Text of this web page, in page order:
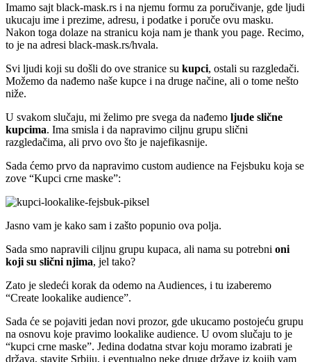
Imamo sajt black-mask.rs i na njemu formu za poručivanje, gde ljudi
ukucaju ime i prezime, adresu, i podatke i poruče ovu masku.
Nakon toga dolaze na stranicu koja nam je thank you page. Recimo,
to je na adresi black-mask.rs/hvala.
Svi ljudi koji su došli do ove stranice su kupci, ostali su razgledači.
Možemo da nađemo naše kupce i na druge načine, ali o tome nešto
niže.
U svakom slučaju, mi želimo pre svega da nađemo ljude slične
kupcima. Ima smisla i da napravimo ciljnu grupu slični
razgledačima, ali prvo ovo što je najefikasnije.
Sada ćemo prvo da napravimo custom audience na Fejsbuku koja se
zove “Kupci crne maske”:
Jasno vam je kako sam i zašto popunio ova polja.
Sada smo napravili ciljnu grupu kupaca, ali nama su potrebni oni
koji su slični njima, jel tako?
Zato je sledeći korak da odemo na Audiences, i tu izaberemo
“Create lookalike audience”.
Sada će se pojaviti jedan novi prozor, gde ukucamo postojeću grupu
na osnovu koje pravimo lookalike audience. U ovom slučaju to je
“kupci crne maske”. Jedina dodatna stvar koju moramo izabrati je
država, stavite Srbiju, i eventualno neke druge države iz kojih vam